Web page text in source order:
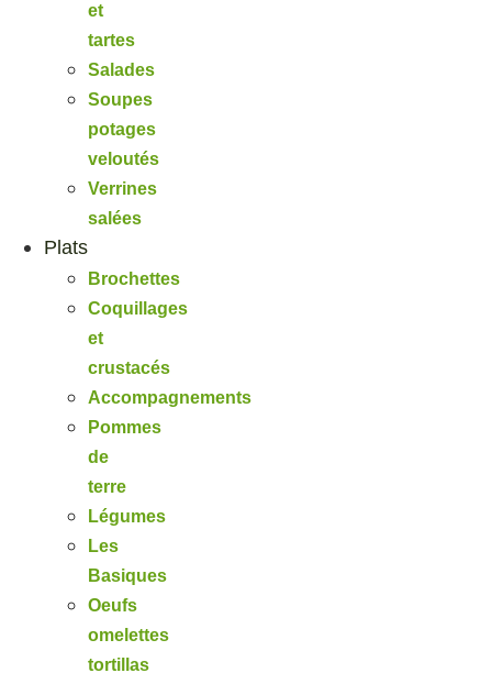
et
tartes
Salades
Soupes
potages
veloutés
Verrines
salées
Plats
Brochettes
Coquillages
et
crustacés
Accompagnements
Pommes
de
terre
Légumes
Les
Basiques
Oeufs
omelettes
tortillas